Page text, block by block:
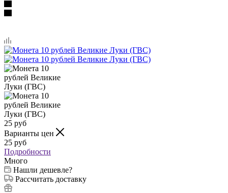
25 руб
Варианты цен
25 руб
Подробности
Много
Нашли дешевле?
Рассчитать доставку